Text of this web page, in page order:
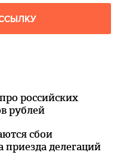
российских
рублей
сбои
приезда делегаций